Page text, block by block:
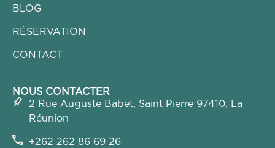
BLOG
RÉSERVATION
CONTACT
NOUS CONTACTER
2 Rue Auguste Babet, Saint Pierre 97410, La
Réunion
+262 262 86 69 26